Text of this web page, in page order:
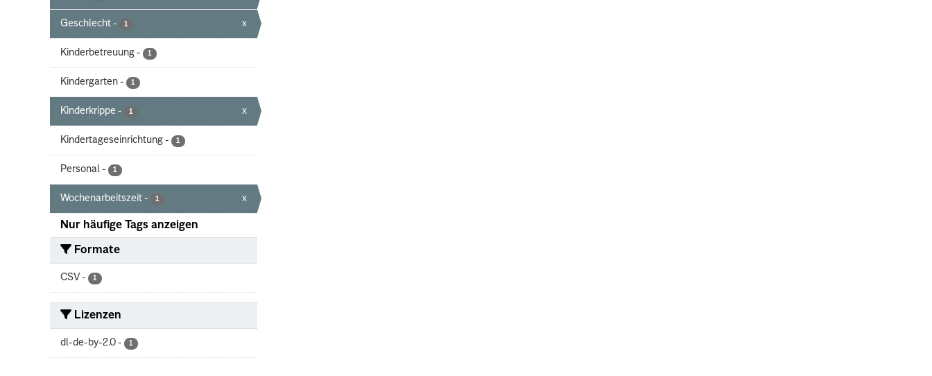
Geschlecht - 1 x
Kinderbetreuung - 1
Kindergarten - 1
Kinderkrippe - 1 x
Kindertageseinrichtung - 1
Personal - 1
Wochenarbeitszeit - 1 x
Nur häufige Tags anzeigen
Formate
CSV - 1
Lizenzen
dl-de-by-2.0 - 1